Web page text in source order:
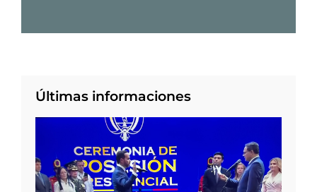
Últimas informaciones